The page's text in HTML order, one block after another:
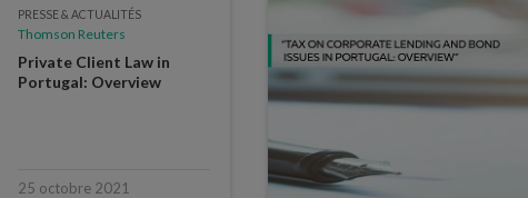
PRESSE & ACTUALITÉS
Thomson Reuters
Private Client Law in
Portugal: Overview
25 octobre 2021